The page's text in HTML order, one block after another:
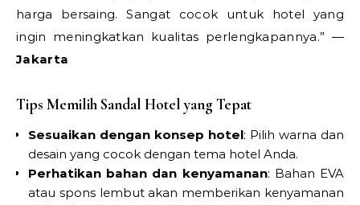
harga bersaing. Sangat cocok untuk hotel yang
ingin meningkatkan kualitas perlengkapannya.” —
Jakarta
Tips Memilih Sandal Hotel yang Tepat
Sesuaikan dengan konsep hotel: Pilih warna dan
desain yang cocok dengan tema hotel Anda.
Perhatikan bahan dan kenyamanan: Bahan EVA
atau spons lembut akan memberikan kenyamanan